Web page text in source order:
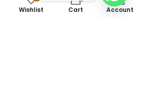
Wishlist Cart Account